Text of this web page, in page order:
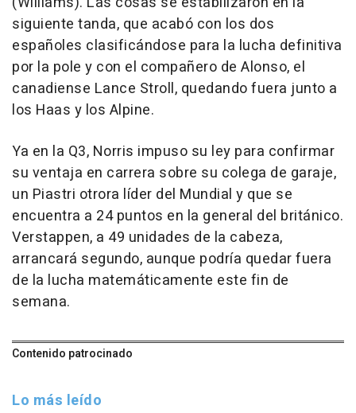
siguiente tanda, que acabó con los dos
españoles clasificándose para la lucha definitiva
por la pole y con el compañero de Alonso, el
canadiense Lance Stroll, quedando fuera junto a
los Haas y los Alpine.
Ya en la Q3, Norris impuso su ley para confirmar
su ventaja en carrera sobre su colega de garaje,
un Piastri otrora líder del Mundial y que se
encuentra a 24 puntos en la general del británico.
Verstappen, a 49 unidades de la cabeza,
arrancará segundo, aunque podría quedar fuera
de la lucha matemáticamente este fin de
semana.
Contenido patrocinado
Lo más leído